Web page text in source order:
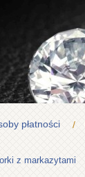
płatności
z markazytami